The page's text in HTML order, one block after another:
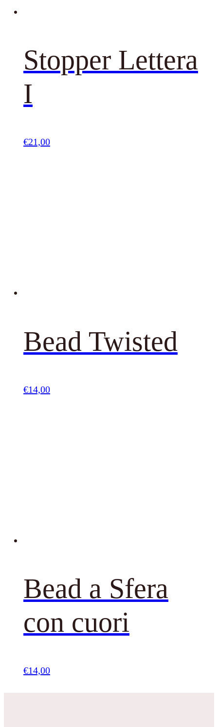
Stopper Lettera
I
€21,00
Bead Twisted
€14,00
Bead a Sfera
con cuori
€14,00